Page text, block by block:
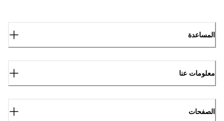
المساعدة
معلومات عنا
الصفحات